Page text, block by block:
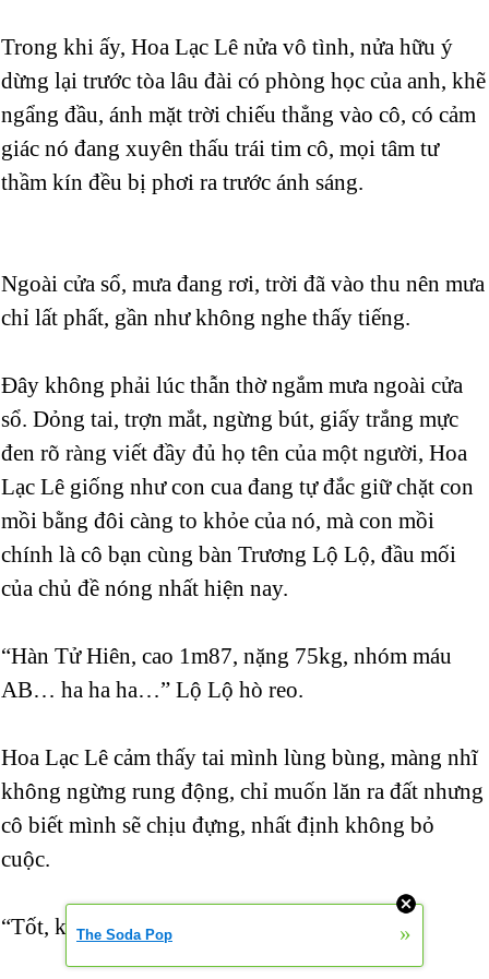
Trong khi ấy, Hoa Lạc Lê nửa vô tình, nửa hữu ý
dừng lại trước tòa lâu đài có phòng học của anh, khẽ
ngẩng đầu, ánh mặt trời chiếu thẳng vào cô, có cảm
giác nó đang xuyên thấu trái tim cô, mọi tâm tư
thầm kín đều bị phơi ra trước ánh sáng.
Ngoài cửa sổ, mưa đang rơi, trời đã vào thu nên mưa
chỉ lất phất, gần như không nghe thấy tiếng.
Đây không phải lúc thẫn thờ ngắm mưa ngoài cửa
sổ. Dỏng tai, trợn mắt, ngừng bút, giấy trắng mực
đen rõ ràng viết đầy đủ họ tên của một người, Hoa
Lạc Lê giống như con cua đang tự đắc giữ chặt con
mồi bằng đôi càng to khỏe của nó, mà con mồi
chính là cô bạn cùng bàn Trương Lộ Lộ, đầu mối
của chủ đề nóng nhất hiện nay.
“Hàn Tử Hiên, cao 1m87, nặng 75kg, nhóm máu
AB… ha ha ha…” Lộ Lộ hò reo.
Hoa Lạc Lê cảm thấy tai mình lùng bùng, màng nhĩ
không ngừng rung động, chỉ muốn lăn ra đất nhưng
cô biết mình sẽ chịu đựng, nhất định không bỏ
cuộc.
“Tốt, không sao, tiếp tục đi…”
The Soda Pop »